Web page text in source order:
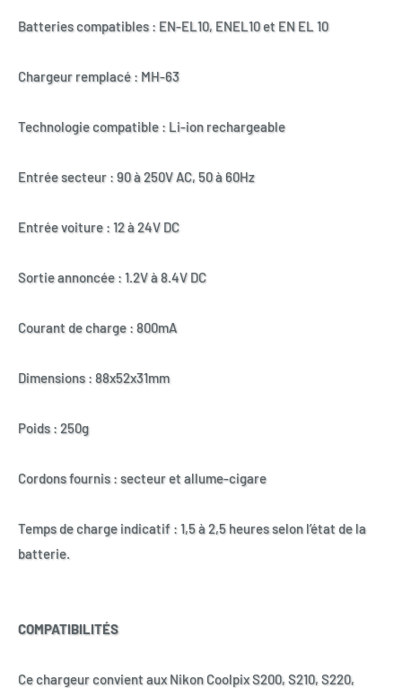
Batteries compatibles : EN-EL10, ENEL10 et EN EL 10
Chargeur remplacé : MH-63
Technologie compatible : Li-ion rechargeable
Entrée secteur : 90 à 250V AC, 50 à 60Hz
Entrée voiture : 12 à 24V DC
Sortie annoncée : 1.2V à 8.4V DC
Courant de charge : 800mA
Dimensions : 88x52x31mm
Poids : 250g
Cordons fournis : secteur et allume-cigare
Temps de charge indicatif : 1,5 à 2,5 heures selon l’état de la
batterie.
COMPATIBILITÉS
Ce chargeur convient aux Nikon Coolpix S200, S210, S220,